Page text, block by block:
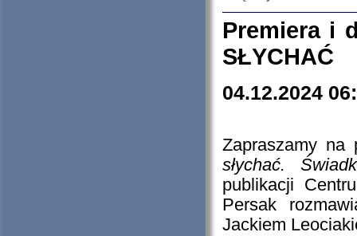
Premiera i
SŁYCHAĆ
04.12.2024
Zapraszamy
słychać.
publikacji
Persak
Jackiem